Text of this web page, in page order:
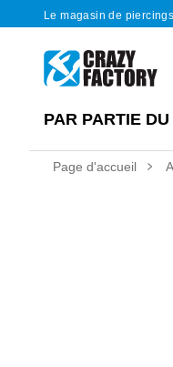
Le magasin de
PAR PARTIE
Page d'accueil